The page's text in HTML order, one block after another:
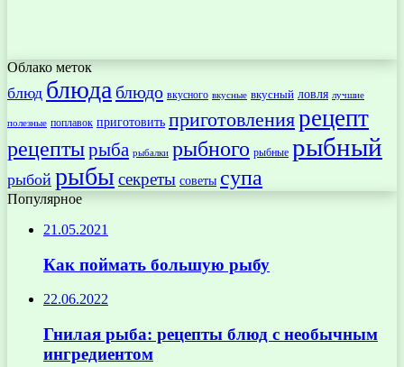
Облако меток
блюд блюда блюдо вкусного вкусные вкусный ловля лучшие
полезные поплавок приготовить приготовлениярецепт
рецептырыба рыбалки рыбного рыбные рыбный
рыбой рыбысекреты советы супа
Популярное
21.05.2021
Как поймать большую рыбу
22.06.2022
Гнилая рыба: рецепты блюд с необычным
ингредиентом